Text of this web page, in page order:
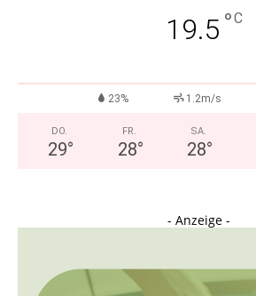
19.5 °C
23% 1.2m/s
DO.
29°
FR.
28°
SA.
28°
- Anzeige -